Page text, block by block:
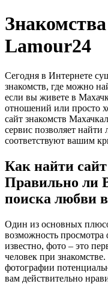
Lamour24
Сегодня в Интернете
знакомств, где можно
если вы живете в
отношений или просто
сайт знакомств
сервис позволяет
соответствуют вашим
Как найти
Правильно ли
поиска любви
Один из основных
возможность просмотра
известно, фото – это
человек при
фотографии
вам действительно